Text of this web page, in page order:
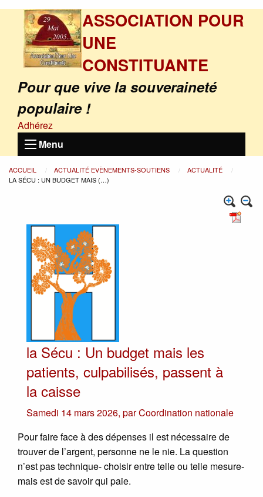
ASSOCIATION POUR
UNE
CONSTITUANTE
Pour que vive la souveraineté
populaire !
Adhérez
Menu
ACCUEIL ACTUALITÉ EVÈNEMENTS-SOUTIENS
ACTUALITÉ
LA SÉCU : UN BUDGET MAIS (…)
la Sécu : Un budget mais les
patients, culpabilisés, passent à
la caisse
Samedi 14 mars 2026, parCoordination nationale
Pour faire face à des dépenses il est nécessaire de
trouver de l’argent, personne ne le nie. La question
n’est pas technique- choisir entre telle ou telle mesure-
mais est de savoir qui paie.